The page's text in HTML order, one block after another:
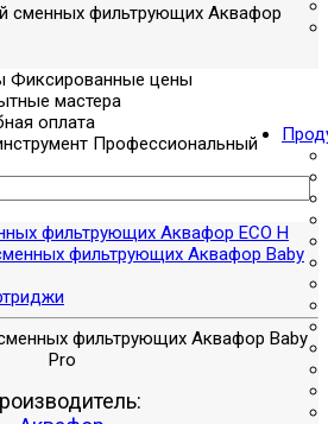
сменных фильтрующих Аквафор
Фиксированные цены
мастера
оплата
Профессиональный
фильтрующих Аквафор ECO H
фильтрующих Аквафор Baby